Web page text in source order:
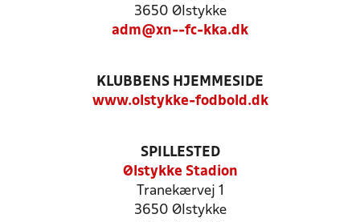
3650 Ølstykke
adm@xn--fc-kka.dk
KLUBBENS HJEMMESIDE
www.olstykke-fodbold.dk
SPILLESTED
Ølstykke Stadion
Tranekærvej 1
3650 Ølstykke